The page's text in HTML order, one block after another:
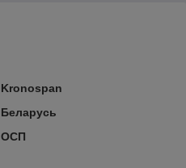
Kronospan
Беларусь
ОСП